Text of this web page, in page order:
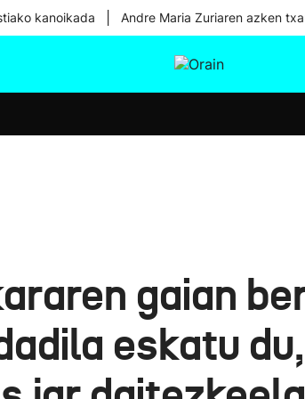
kanoikada Andre Maria Zuriaren azken
gaian
eskatu